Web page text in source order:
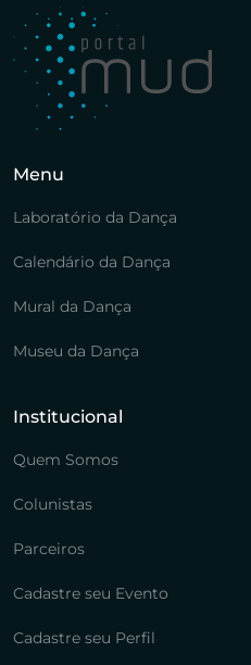
Menu
Laboratório da Dança
Calendário da Dança
Mural da Dança
Museu da Dança
Institucional
Quem Somos
Colunistas
Parceiros
Cadastre seu Evento
Cadastre seu Perfil